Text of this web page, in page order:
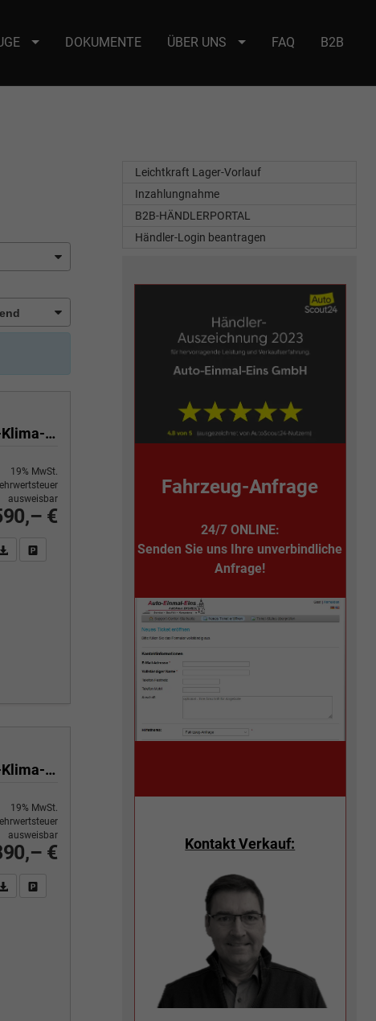
: selector2._domainkey Points to address or value: selector2-aee-
DOKUMENTE ÜBER UNS FAQ B2B
Yes 1.0 80 PS Sitzheizung-App Connect Wireless-Einparkhilfe-Klima-Sofort
€
19% MwSt.
ausweisbar
Sie an
PDF-Fahrzeugexposé drucken
Fahrzeug drucken, parken oder vergleichen
Yes 1.0 80 PS Sitzheizung-App Connect Wireless-Einparkhilfe-Klima-Sofort
€
19% MwSt.
ausweisbar
Sie an
PDF-Fahrzeugexposé drucken
Fahrzeug drucken, parken oder vergleichen
Leichtkraft Lager-Vorlauf
Inzahlungnahme
B2B-HÄNDLERPORTAL
Händler-Login beantragen
Fahrzeug-Anfrage
24/7 ONLINE:
Senden Sie uns Ihre unverbindliche
Anfrage!
Kontakt Verkauf: